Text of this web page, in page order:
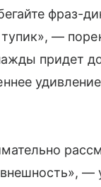
фраз-
—
придет
—